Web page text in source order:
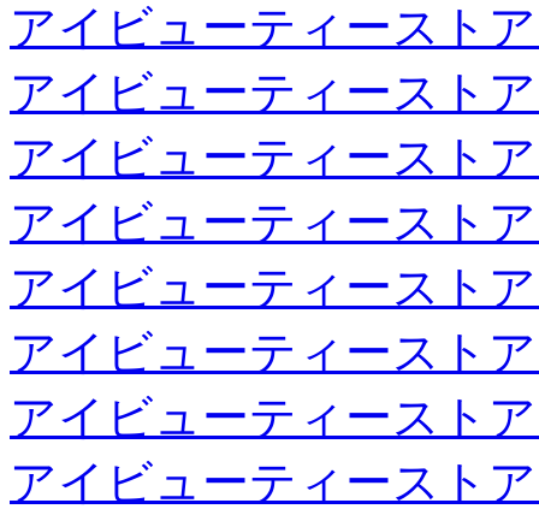
アイビューティースト
アイビューティースト
アイビューティースト
アイビューティースト
アイビューティースト
アイビューティースト
アイビューティースト
アイビューティースト